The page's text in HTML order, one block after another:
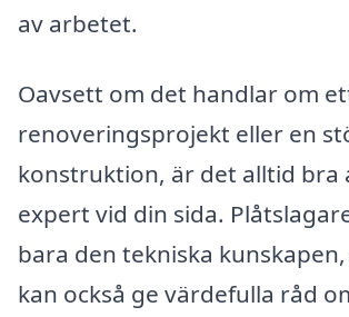
av arbetet.
Oavsett om det handlar om
renoveringsprojekt eller en
konstruktion, är det alltid bra
expert vid din sida.
bara den tekniska
kan också ge värdefulla råd